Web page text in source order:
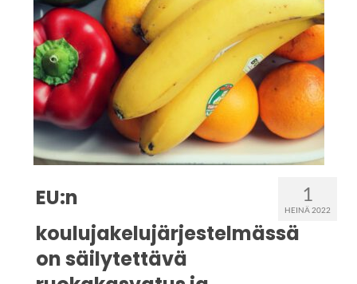
1
HEINÄ 2022
EU:n
koulujakelujärjestelmässä
on säilytettävä